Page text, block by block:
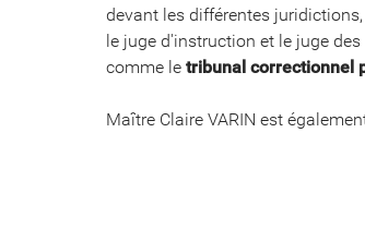
devant les différentes
le juge d'instruction et le juge
comme le tribunal correctionnel
Maître Claire VARIN est